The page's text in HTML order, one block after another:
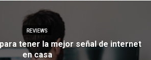
REVIEWS
tener la mejor señal de internet
en casa